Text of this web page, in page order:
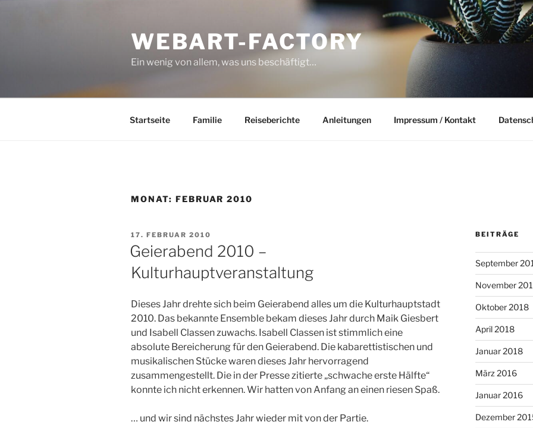
WEBART-FACTORY
Ein wenig von allem, was uns beschäftigt…
Startseite Familie Reiseberichte Anleitungen Impressum / Kontakt
MONAT: FEBRUAR 2010
VERÖFFENTLICHT
AM
17. FEBRUAR 2010
Geierabend 2010 –
Kulturhauptveranstaltung
Dieses Jahr drehte sich beim Geierabend alles um die Kulturhauptstadt
2010. Das bekannte Ensemble bekam dieses Jahr durch Maik Giesbert
und Isabell Classen zuwachs. Isabell Classen ist stimmlich eine
absolute Bereicherung für den Geierabend. Die kabarettistischen und
musikalischen Stücke waren dieses Jahr hervorragend
zusammengestellt. Die in der Presse zitierte „schwache erste Hälfte“
konnte ich nicht erkennen. Wir hatten von Anfang an einen riesen Spaß.
… und wir sind nächstes Jahr wieder mit von der Partie.
BEITRÄGE
September
November
Oktober 2018
April 2018
Januar 2018
März 2016
Januar 2016
Dezember